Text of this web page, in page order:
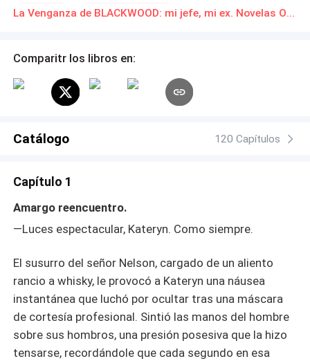
su mando, bajo su vigilancia y, sobre todo, bajo su
derrumbar el mundo entero antes de permitir que otro
traiciones y un amor que se niega a morir. Bienvenido al
diseño del arrepentimiento.
Venganza Huida con un Bebé La Venganza de BLACKWOOD: mi jefe, mi ex. Novelas Online Descarga gratuita de PDF
Comparitr los libros en:
Catálogo 120 Capítulos
Capítulo 1
Amargo reencuentro.
—Luces espectacular, Kateryn. Como siempre.
El susurro del señor Nelson, cargado de un aliento
rancio a whisky, le provocó a Kateryn una náusea
instantánea que luchó por ocultar tras una máscara
de cortesía profesional. Sintió las manos del hombre
sobre sus hombros, una presión posesiva que la hizo
tensarse, recordándole que cada segundo en esa